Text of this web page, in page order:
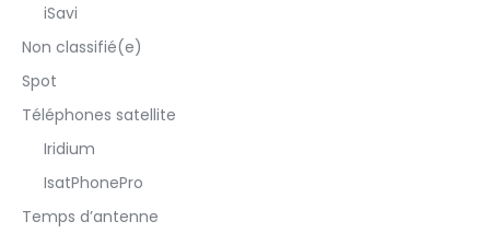
iSavi
Non classifié(e)
Spot
Téléphones satellite
Iridium
IsatPhonePro
Temps d’antenne